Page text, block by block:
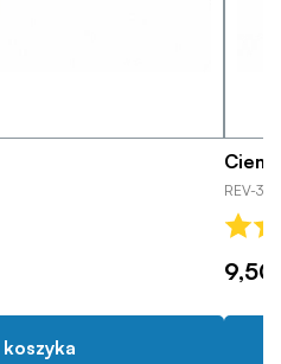
REV-
9,50